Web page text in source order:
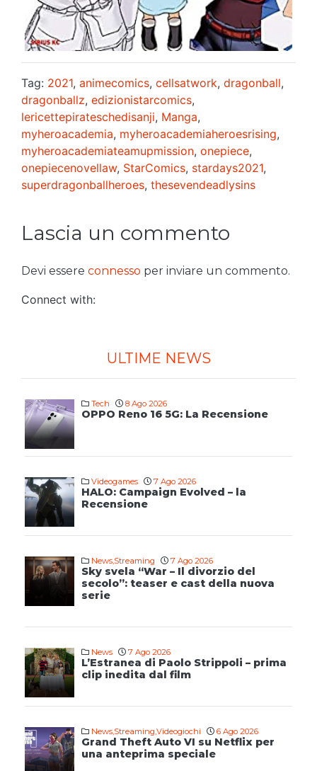
Tag: 2021, animecomics, cellsatwork, dragonball,
dragonballz, edizionistarcomics,
lericettepirateschedisanji, Manga,
myheroacademia, myheroacademiaheroesrising,
myheroacademiateamupmission, onepiece,
onepiecenovellaw, StarComics, stardays2021,
superdragonballheroes, thesevendeadlysins
Lascia un commento
Devi essere connesso per inviare un commento.
Connect with:
ULTIME NEWS
Tech 8 Ago 2026
OPPO Reno 16 5G: La Recensione
Videogames 7 Ago 2026
HALO: Campaign Evolved – la
Recensione
News,Streaming 7 Ago 2026
Sky svela “War – Il divorzio del
secolo”: teaser e cast della nuova
serie
News 7 Ago 2026
L’Estranea di Paolo Strippoli – prima
clip inedita dal film
News,Streaming,Videogiochi 6 Ago 2026
Grand Theft Auto VI su Netflix per
una anteprima speciale